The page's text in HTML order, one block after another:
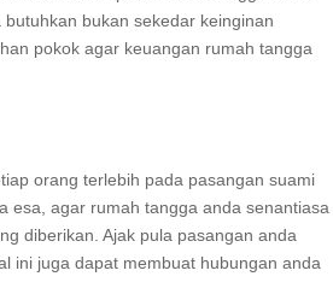
bukan sekedar keinginan
pokok agar keuangan rumah tangga
orang terlebih pada pasangan suami
esa, agar rumah tangga anda senantiasa
diberikan. Ajak pula pasangan anda
ini juga dapat membuat hubungan anda